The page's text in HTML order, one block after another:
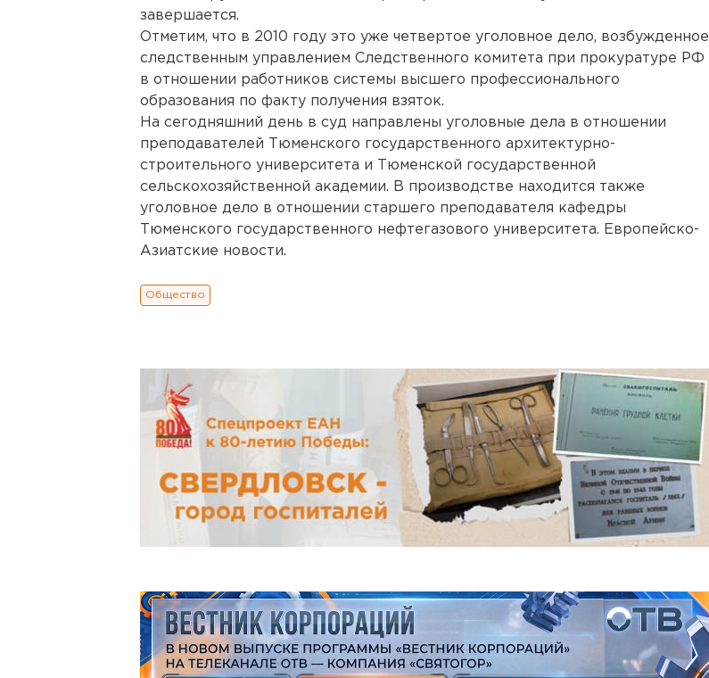
завершается.
Отметим, что в 2010 году это уже четвертое уголовное дело, возбужденное
следственным управлением Следственного комитета при прокуратуре РФ
в отношении работников системы высшего профессионального
образования по факту получения взяток.
На сегодняшний день в суд направлены уголовные дела в отношении
преподавателей Тюменского государственного архитектурно-
строительного университета и Тюменской государственной
сельскохозяйственной академии. В производстве находится также
уголовное дело в отношении старшего преподавателя кафедры
Тюменского государственного нефтегазового университета. Европейско-
Азиатские новости.
Общество